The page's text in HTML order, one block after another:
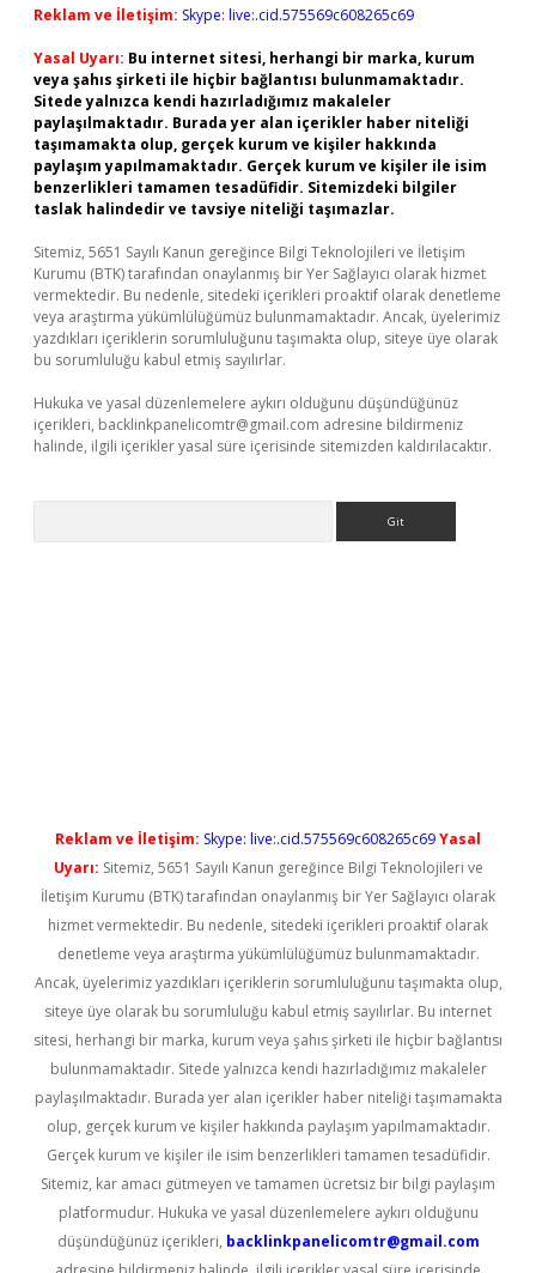
Reklam ve İletişim: Skype: live:.cid.575569c608265c69
Yasal Uyarı: Bu internet sitesi, herhangi bir marka, kurum
veya şahıs şirketi ile hiçbir bağlantısı bulunmamaktadır.
Sitede yalnızca kendi hazırladığımız makaleler
paylaşılmaktadır. Burada yer alan içerikler haber niteliği
taşımamakta olup, gerçek kurum ve kişiler hakkında
paylaşım yapılmamaktadır. Gerçek kurum ve kişiler ile isim
benzerlikleri tamamen tesadüfidir. Sitemizdeki bilgiler
taslak halindedir ve tavsiye niteliği taşımazlar.
Sitemiz, 5651 Sayılı Kanun gereğince Bilgi Teknolojileri ve İletişim
Kurumu (BTK) tarafından onaylanmış bir Yer Sağlayıcı olarak hizmet
vermektedir. Bu nedenle, sitedeki içerikleri proaktif olarak denetleme
veya araştırma yükümlülüğümüz bulunmamaktadır. Ancak, üyelerimiz
yazdıkları içeriklerin sorumluluğunu taşımakta olup, siteye üye olarak
bu sorumluluğu kabul etmiş sayılırlar.
Hukuka ve yasal düzenlemelere aykırı olduğunu düşündüğünüz
içerikleri, backlinkpanelicomtr@gmail.com adresine bildirmeniz
halinde, ilgili içerikler yasal süre içerisinde sitemizden kaldırılacaktır.
Reklam ve İletişim: Skype: live:.cid.575569c608265c69Yasal
Uyarı: Sitemiz, 5651 Sayılı Kanun gereğince Bilgi Teknolojileri ve
İletişim Kurumu (BTK) tarafından onaylanmış bir Yer Sağlayıcı olarak
hizmet vermektedir. Bu nedenle, sitedeki içerikleri proaktif olarak
denetleme veya araştırma yükümlülüğümüz bulunmamaktadır.
Ancak, üyelerimiz yazdıkları içeriklerin sorumluluğunu taşımakta olup,
siteye üye olarak bu sorumluluğu kabul etmiş sayılırlar. Bu internet
sitesi, herhangi bir marka, kurum veya şahıs şirketi ile hiçbir bağlantısı
bulunmamaktadır. Sitede yalnızca kendi hazırladığımız makaleler
paylaşılmaktadır. Burada yer alan içerikler haber niteliği taşımamakta
olup, gerçek kurum ve kişiler hakkında paylaşım yapılmamaktadır.
Gerçek kurum ve kişiler ile isim benzerlikleri tamamen tesadüfidir.
Sitemiz, kar amacı gütmeyen ve tamamen ücretsiz bir bilgi paylaşım
platformudur. Hukuka ve yasal düzenlemelere aykırı olduğunu
düşündüğünüz içerikleri, backlinkpanelicomtr@gmail.com